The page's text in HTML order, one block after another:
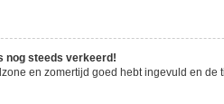
nog steeds verkeerd!
en zomertijd goed hebt ingevuld en